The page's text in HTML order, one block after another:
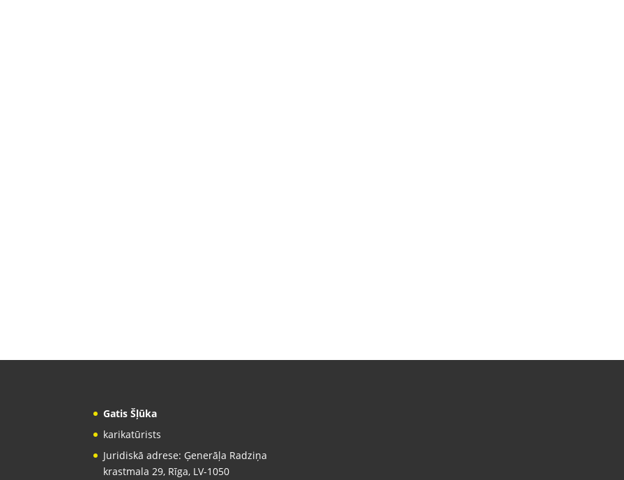
Gatis Šļūka
karikatūrists
Juridiskā adrese: Ģenerāļa Radziņa
krastmala 29, Rīga, LV-1050